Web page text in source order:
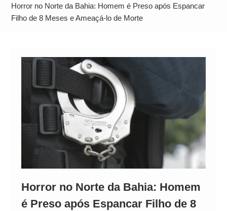
Alto
Horror no Norte da Bahia: Homem é Preso após Espancar
Filho de 8 Meses e Ameaçá-lo de Morte
Horror no Norte da Bahia: Homem
é Preso após Espancar Filho de 8